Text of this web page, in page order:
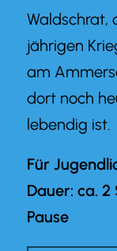
Waldschrat,
jährigen
am
dort noch
lebendig ist.
Für
Dauer: ca. 2
Pause